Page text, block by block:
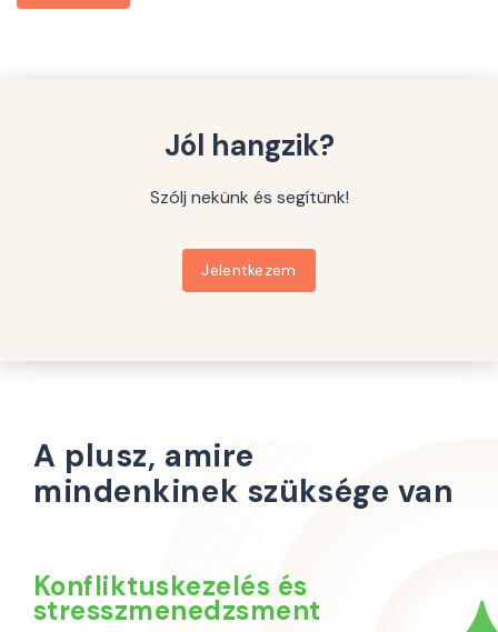
Jól hangzik?
Szólj nekünk és segítünk!
Jelentkezem
A plusz, amire
mindenkinek szüksége van
Konfliktuskezelés és
stresszmenedzsment